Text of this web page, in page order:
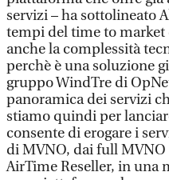
servizi – ha sottolineato
tempi del time to
anche la complessità
perchè è una soluzione
gruppo WindTre di
panoramica dei servizi
stiamo quindi per
consente di erogare i
di MVNO, dai full
AirTime Reseller, in una